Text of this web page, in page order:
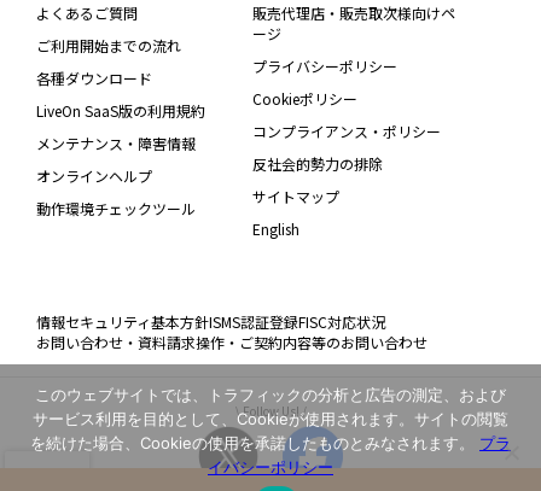
よくあるご質問
ご利用開始までの流れ
各種ダウンロード
LiveOn SaaS版の利用規約
メンテナンス・障害情報
オンラインヘルプ
動作環境チェックツール
販売代理店・販売取次様向けペ
ージ
プライバシーポリシー
Cookieポリシー
コンプライアンス・ポリシー
反社会的勢力の排除
サイトマップ
English
情報セキュリティ基本方針ISMS認証登録FISC対応状況
お問い合わせ・資料請求操作・ご契約内容等のお問い合わせ
\ Follow Us! /
このウェブサイトでは、トラフィックの分析と広告の測定、および
サービス利用を目的として、Cookieが使用されます。サイトの閲覧
を続けた場合、Cookieの使用を承諾したものとみなされます。 プラ
イバシーポリシー